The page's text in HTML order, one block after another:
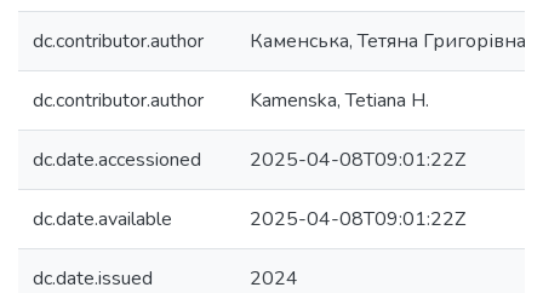
dc.contributor.author Каменська, Тетяна Григорівна
dc.contributor.author Kamenska, Tetiana H.
dc.date.accessioned 2025-04-08T09:01:22Z
dc.date.available 2025-04-08T09:01:22Z
dc.date.issued 2024